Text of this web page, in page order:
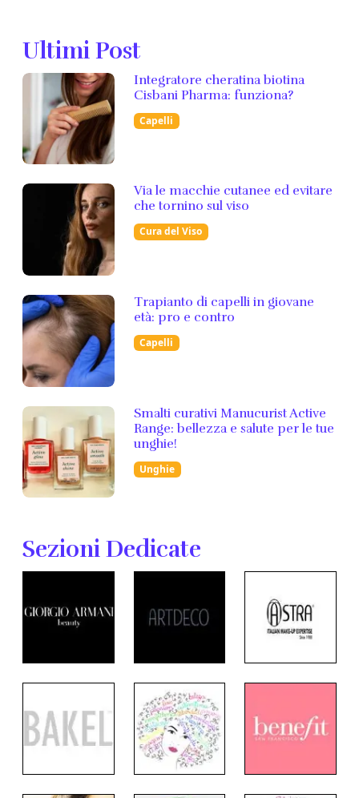
Ultimi Post
Integratore cheratina biotina
Cisbani Pharma: funziona?
Capelli
Via le macchie cutanee ed evitare
che tornino sul viso
Cura del Viso
Trapianto di capelli in giovane
età: pro e contro
Capelli
Smalti curativi Manucurist Active
Range: bellezza e salute per le tue
unghie!
Unghie
Sezioni Dedicate